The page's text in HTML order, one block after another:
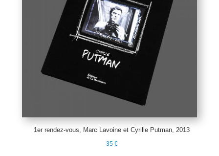
1er rendez-vous, Marc Lavoine et Cyrille Putman, 2013
35 €